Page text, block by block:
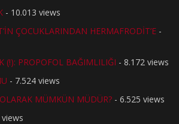
- 10.013 views
ÇOCUKLARINDAN HERMAFRODİT’E -
(!): PROPOFOL BAĞIMLILIĞI - 8.172 views
- 7.524 views
MÜMKÜN MÜDÜR? - 6.525 views